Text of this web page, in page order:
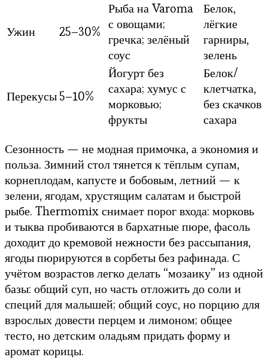
Ужин 25–30%
Рыба на Varoma
с овощами;
гречка; зелёный
соус
Белок,
лёгкие
гарниры,
зелень
Перекусы5–10%
Йогурт без
сахара; хумус с
морковью;
фрукты
Белок/
клетчатка,
без скачков
сахара
Сезонность — не модная примочка, а экономия и
польза. Зимний стол тянется к тёплым супам,
корнеплодам, капусте и бобовым, летний — к
зелени, ягодам, хрустящим салатам и быстрой
рыбе. Thermomix снимает порог входа: морковь
и тыква пробиваются в бархатные пюре, фасоль
доходит до кремовой нежности без рассыпания,
ягоды пюрируются в сорбеты без рафинада. С
учётом возрастов легко делать “мозаику” из одной
базы: общий суп, но часть отложить до соли и
специй для малышей; общий соус, но порцию для
взрослых довести перцем и лимоном; общее
тесто, но детским оладьям придать форму и
аромат корицы.